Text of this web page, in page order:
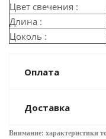
Цвет свечения :
Длина :
Цоколь :
Оплата
Доставка
Внимание: характеристики